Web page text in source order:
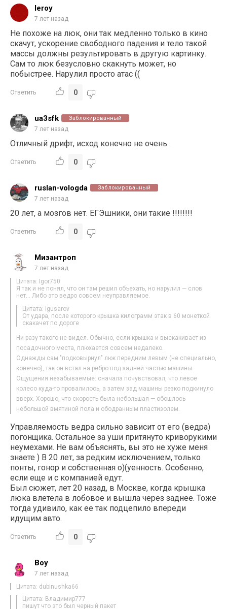
leroy
7 лет назад
Не похоже на люк, они так медленно только в кино
скачут, ускорение свободного падения и тело такой
массы должны результировать в другую картинку.
Сам то люк безусловно скакнуть может, но
побыстрее. Нарулил просто атас ((
Ответить 0
ua3sfk Заблокированный
7 лет назад
Отличный дрифт, исход конечно не очень .
Ответить 0
ruslan-vologda Заблокированный
7 лет назад
20 лет, а мозгов нет. ЕГЭшники, они такие !!!!!!!!
Ответить 0
Мизантроп
7 лет назад
Цитата: Igor750
Я так и не понял, что он там решил объехать, но нарулил — слов
нет… Либо это ведро совсем неуправляемое.
Цитата: igusarov
От удара, после которого крышка килограмм этак в 60 монеткой
скакачет по дороге
Ни разу такого не видел. Обычно, если крышка и выскакивает из
посадочного места, плюхается совсем недалеко.
Однажды сам "подковырнул" люк передним левым (не специально,
конечно), так он встал на ребро под задней частью машины.
Ощущения незабываемые: сначала почувствовал, что левое
колесо куда-то провалилось, а затем зад машины резко подкинуло
вверх. Хорошо, что скорость была небольшая — обошлось
небольшой вмятиной пола и ободранным пластизолем.
Управляемость ведра сильно зависит от его (ведра)
погонщика. Остальное за уши притянуто криворукими
неумехами. Не вам объяснять, вы это не хуже меня
знаете ) В 20 лет, за редким исключением, только
понты, гонор и собственная о)(уенность. Особенно,
если еще и с компанией едут.
Был сюжет, лет 20 назад, в Москве, когда крышка
люка влетела в лобовое и вышла через заднее. Тоже
тогда удивило, как ее так подцепило впереди
идущим авто.
Ответить 0
Boy
7 лет назад
Цитата: dubinushka66
Цитата: Владимир777
пишут что это был черный пакет